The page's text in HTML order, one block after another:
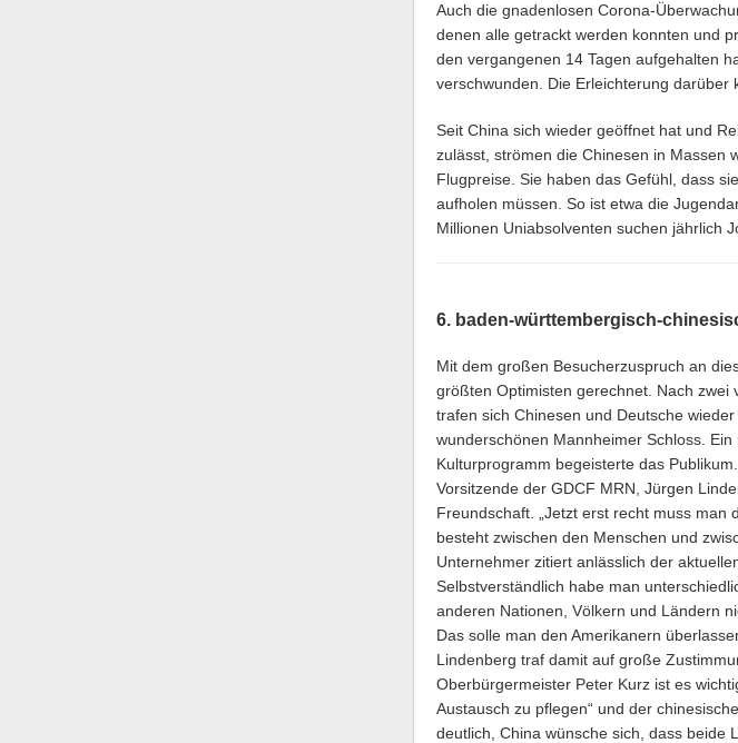
Auch die gnadenlosen Corona-
denen alle getrackt werden konnten und
den vergangenen 14 Tagen aufgehalten
verschwunden. Die Erleichterung darüber
Seit China sich wieder geöffnet hat und
zulässt, strömen die Chinesen in Massen
Flugpreise. Sie haben das Gefühl, dass
aufholen müssen. So ist etwa die
Millionen Uniabsolventen suchen jährlich
6. baden-württembergisch-
Mit dem großen Besucherzuspruch an
größten Optimisten gerechnet. Nach
trafen sich Chinesen und Deutsche
wunderschönen Mannheimer Schloss.
Kulturprogramm begeisterte das
Vorsitzende der GDCF MRN, Jürgen
Freundschaft. „Jetzt erst recht muss
besteht zwischen den Menschen und
Unternehmer zitiert anlässlich der
Selbstverständlich habe man
anderen Nationen, Völkern und Ländern
Das solle man den Amerikanern
Lindenberg traf damit auf große
Oberbürgermeister Peter Kurz ist es
Austausch zu pflegen“ und der
deutlich, China wünsche sich, dass beide